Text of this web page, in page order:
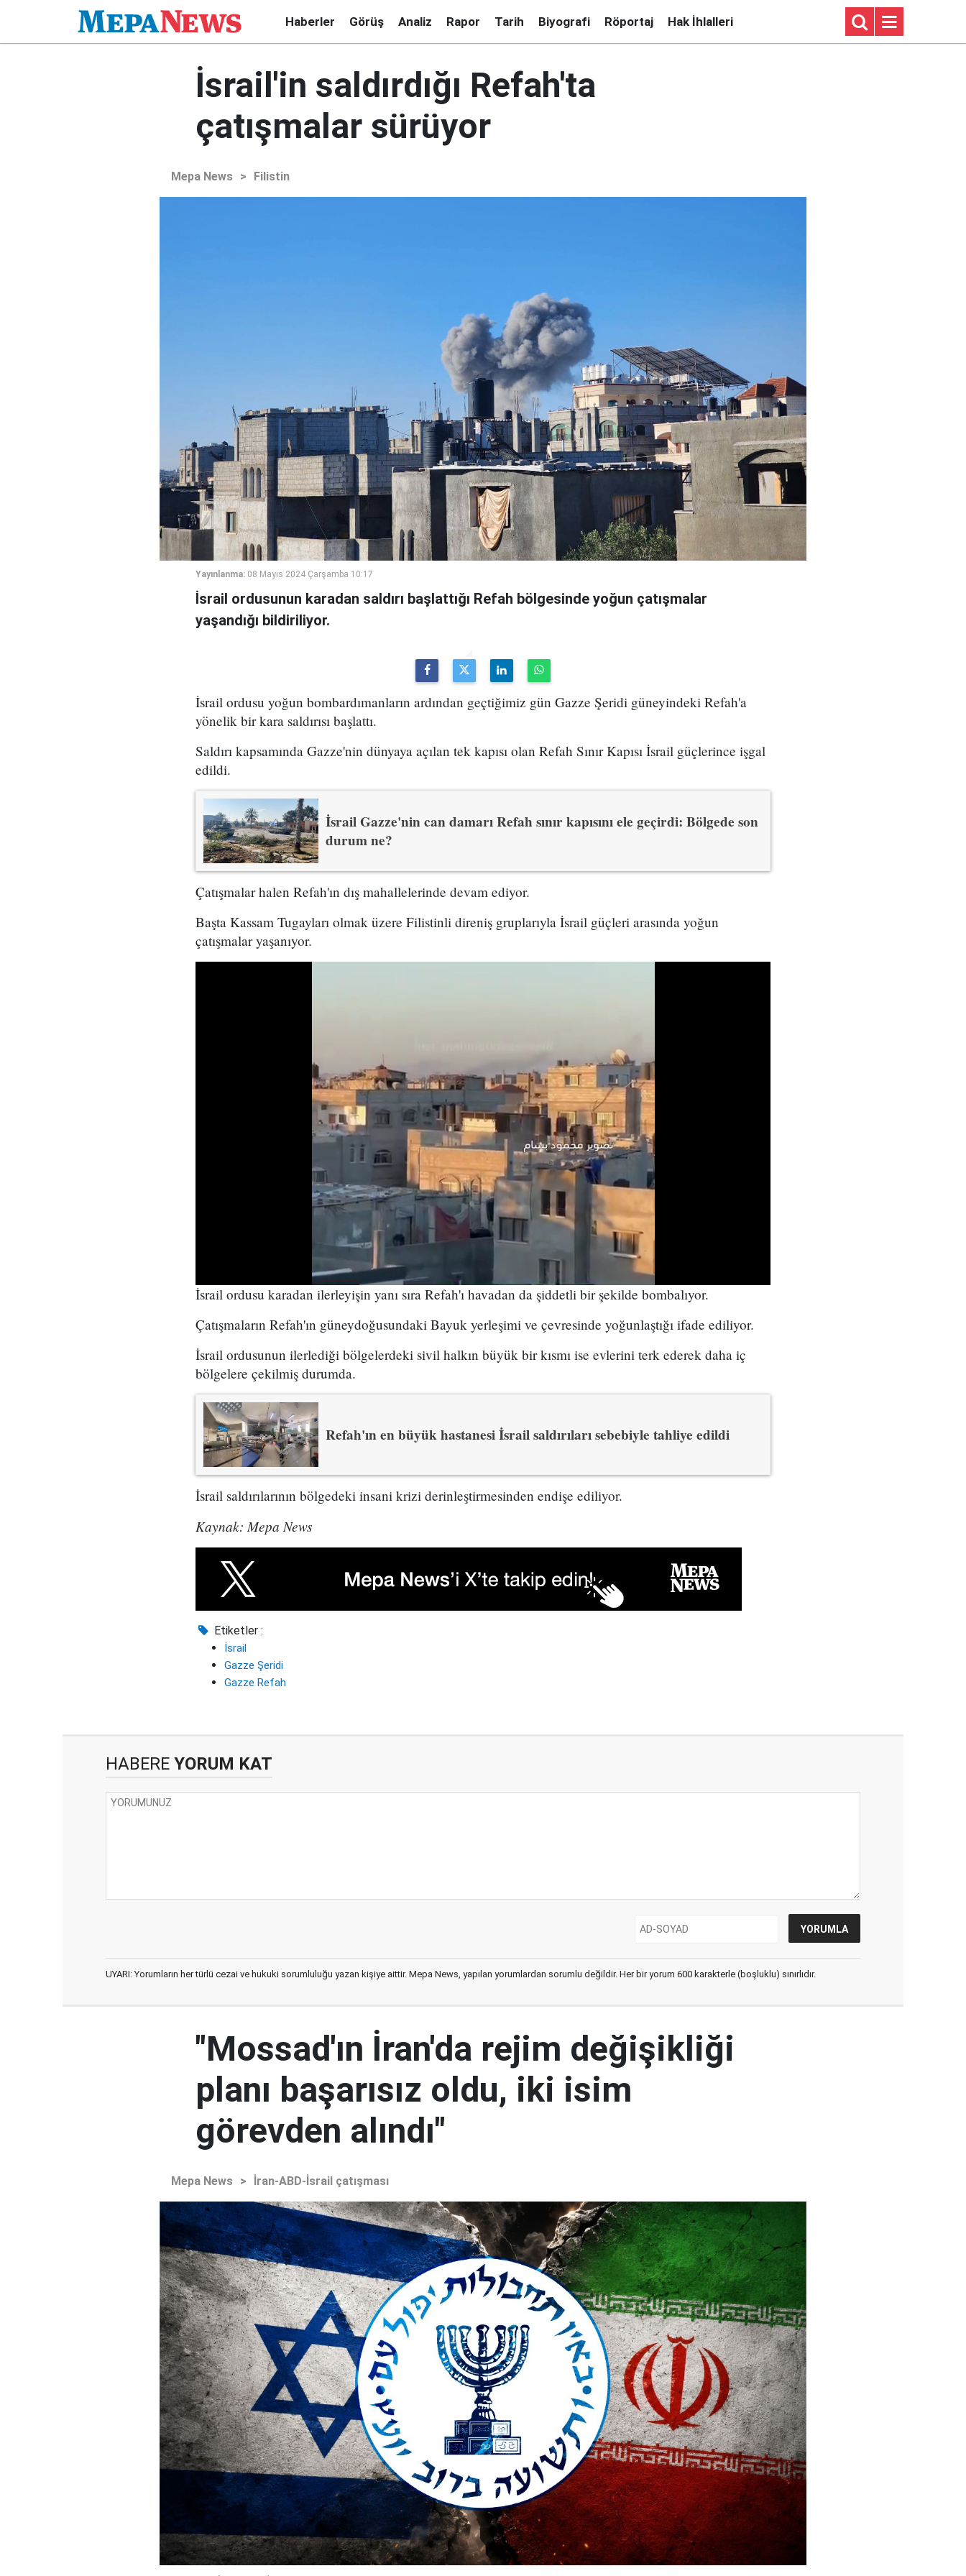
Haberler Görüş Analiz Rapor Tarih Biyografi Röportaj Hak İhlalleri
İsrail'in saldırdığı Refah'ta
çatışmalar sürüyor
Mepa News > Filistin
Yayınlanma: 08 Mayıs 2024 Çarşamba 10:17
İsrail ordusunun karadan saldırı başlattığı Refah bölgesinde yoğun çatışmalar
yaşandığı bildiriliyor.
İsrail ordusu yoğun bombardımanların ardından geçtiğimiz gün Gazze Şeridi güneyindeki Refah'a
yönelik bir kara saldırısı başlattı.
Saldırı kapsamında Gazze'nin dünyaya açılan tek kapısı olan Refah Sınır Kapısı İsrail güçlerince işgal
edildi.
İsrail Gazze'nin can damarı Refah sınır kapısını ele geçirdi: Bölgede son
durum ne?
Çatışmalar halen Refah'ın dış mahallelerinde devam ediyor.
Başta Kassam Tugayları olmak üzere Filistinli direniş gruplarıyla İsrail güçleri arasında yoğun
çatışmalar yaşanıyor.
İsrail ordusu karadan ilerleyişin yanı sıra Refah'ı havadan da şiddetli bir şekilde bombalıyor.
Çatışmaların Refah'ın güneydoğusundaki Bayuk yerleşimi ve çevresinde yoğunlaştığı ifade ediliyor.
İsrail ordusunun ilerlediği bölgelerdeki sivil halkın büyük bir kısmı ise evlerini terk ederek daha iç
bölgelere çekilmiş durumda.
Refah'ın en büyük hastanesi İsrail saldırıları sebebiyle tahliye edildi
İsrail saldırılarının bölgedeki insani krizi derinleştirmesinden endişe ediliyor.
Kaynak: Mepa News
Etiketler :
İsrail
Gazze Şeridi
Gazze Refah
HABERE YORUM KAT
UYARI: Yorumların her türlü cezai ve hukuki sorumluluğu yazan kişiye aittir. Mepa News, yapılan yorumlardan sorumlu değildir. Her bir yorum 600 karakterle (boşluklu) sınırlıdır.
"Mossad'ın İran'da rejim değişikliği
planı başarısız oldu, iki isim
görevden alındı"
Mepa News > İran-ABD-İsrail çatışması